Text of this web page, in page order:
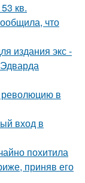
кв.
что
издания экс -
Эдварда
революцию в
вход в
похитила
приняв его